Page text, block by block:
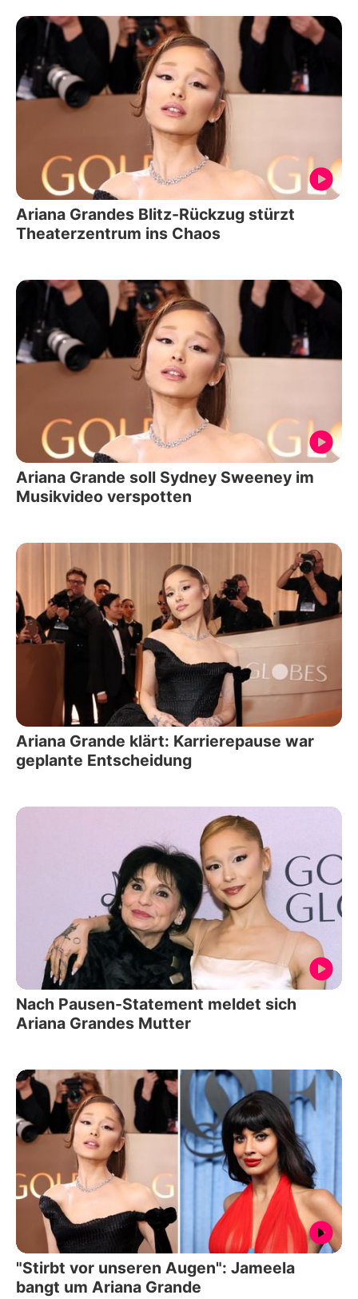
Ariana Grandes Blitz-Rückzug stürzt
Theaterzentrum ins Chaos
Ariana Grande soll Sydney Sweeney im
Musikvideo verspotten
Ariana Grande klärt: Karrierepause war
geplante Entscheidung
Nach Pausen-Statement meldet sich
Ariana Grandes Mutter
"Stirbt vor unseren Augen": Jameela
bangt um Ariana Grande